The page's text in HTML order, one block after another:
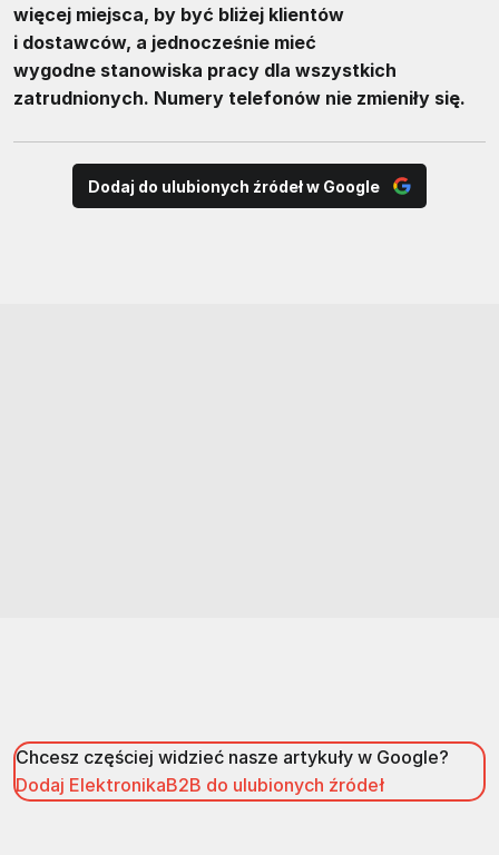
więcej miejsca, by być bliżej klientów
i dostawców, a jednocześnie mieć
wygodne stanowiska pracy dla wszystkich
zatrudnionych. Numery telefonów nie zmieniły się.
Dodaj do ulubionych źródeł w Google
Chcesz częściej widzieć nasze artykuły w Google?
Dodaj ElektronikaB2B do ulubionych źródeł